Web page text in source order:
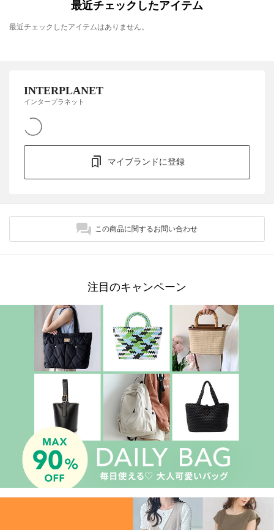
最近チェックしたアイテム
最近チェックしたアイテムはありません。
INTERPLANET
インタープラネット
マイブランドに登録
この商品に関するお問い合わせ
注目のキャンペーン